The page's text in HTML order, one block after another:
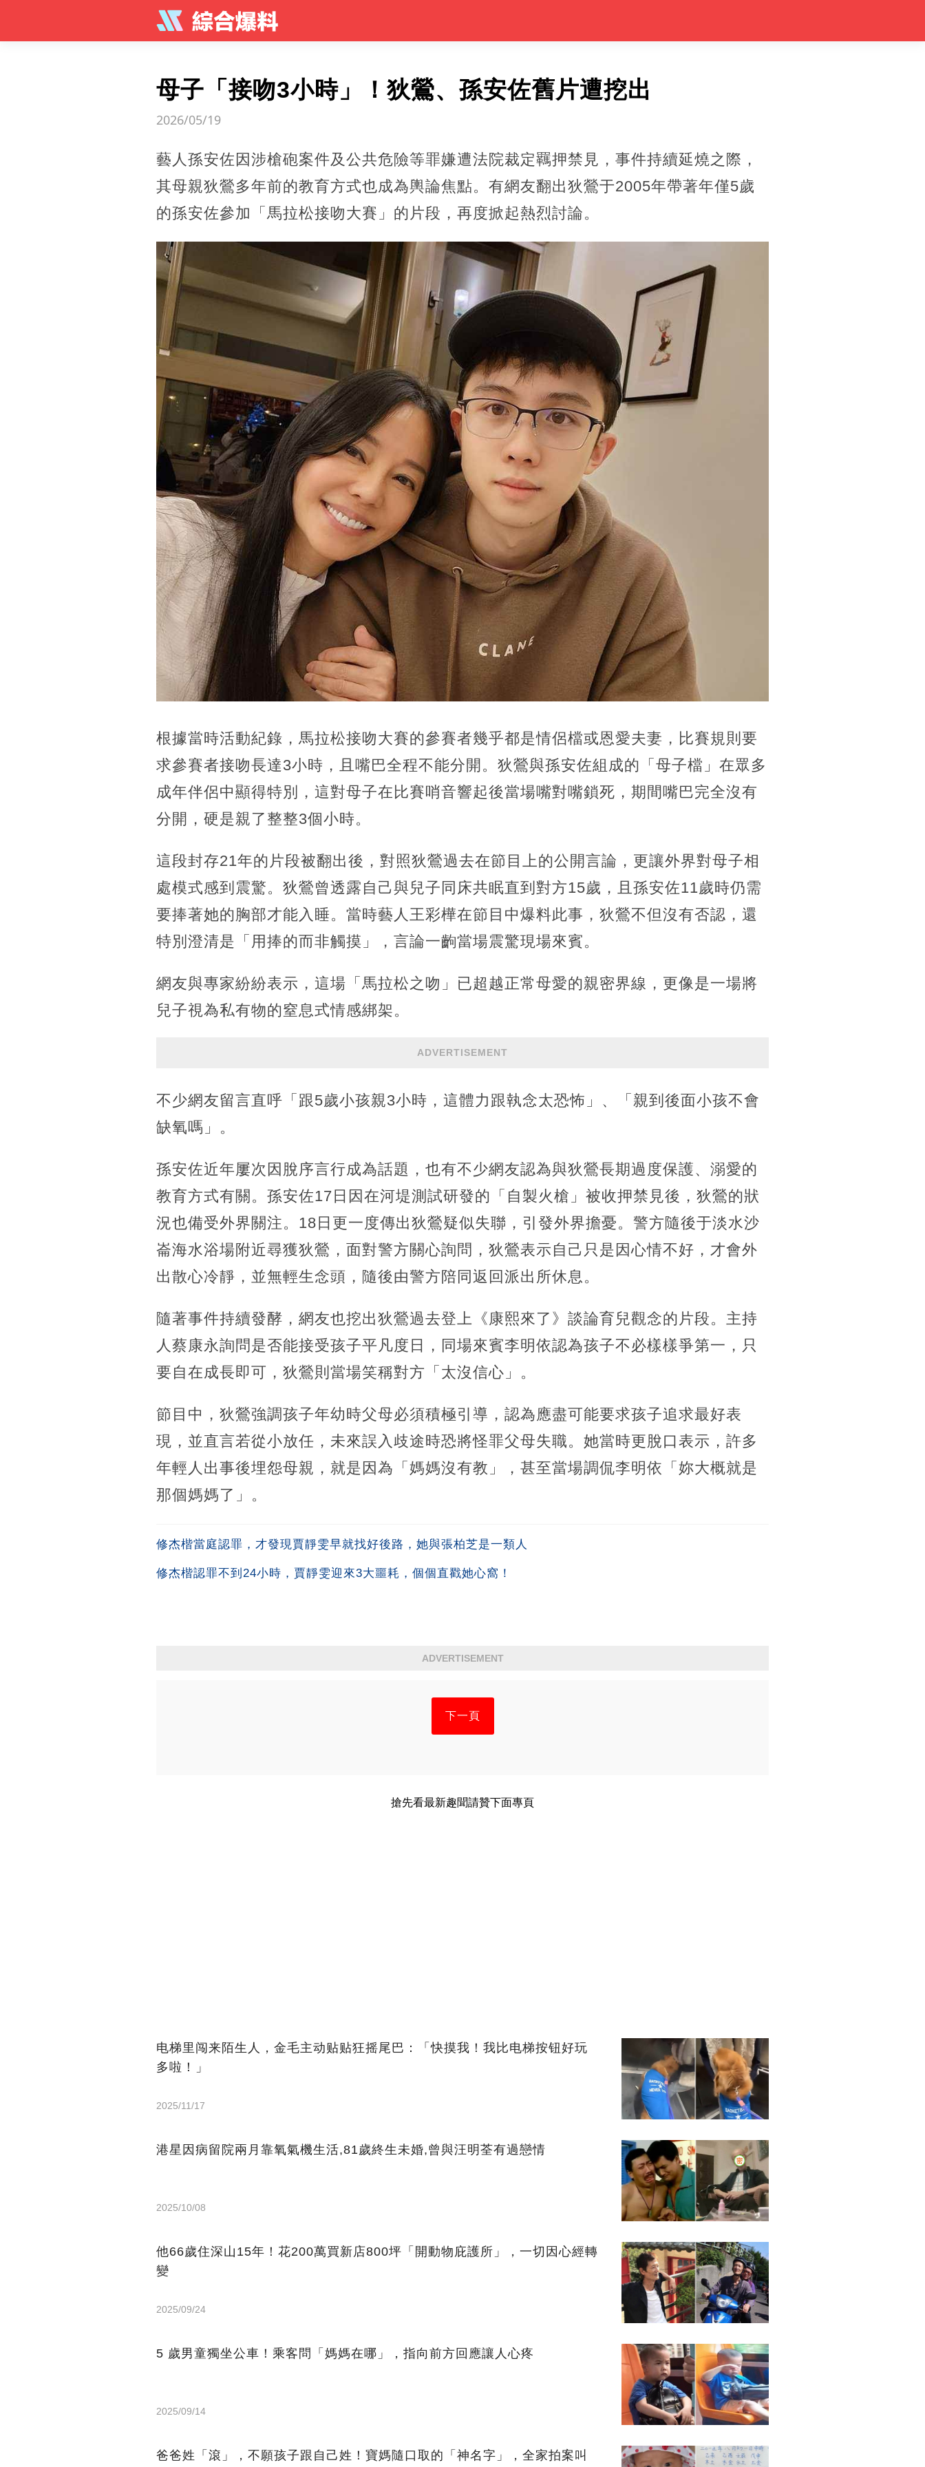
母子「接吻3小時」！狄鶯、孫安佐舊片遭挖出
2026/05/19
藝人孫安佐因涉槍砲案件及公共危險等罪嫌遭法院裁定羈押禁見，事件持續延燒之際，
其母親狄鶯多年前的教育方式也成為輿論焦點。有網友翻出狄鶯于2005年帶著年僅5歲
的孫安佐參加「馬拉松接吻大賽」的片段，再度掀起熱烈討論。
根據當時活動紀錄，馬拉松接吻大賽的參賽者幾乎都是情侶檔或恩愛夫妻，比賽規則要
求參賽者接吻長達3小時，且嘴巴全程不能分開。狄鶯與孫安佐組成的「母子檔」在眾多
成年伴侶中顯得特別，這對母子在比賽哨音響起後當場嘴對嘴鎖死，期間嘴巴完全沒有
分開，硬是親了整整3個小時。
這段封存21年的片段被翻出後，對照狄鶯過去在節目上的公開言論，更讓外界對母子相
處模式感到震驚。狄鶯曾透露自己與兒子同床共眠直到對方15歲，且孫安佐11歲時仍需
要捧著她的胸部才能入睡。當時藝人王彩樺在節目中爆料此事，狄鶯不但沒有否認，還
特別澄清是「用捧的而非觸摸」，言論一齣當場震驚現場來賓。
網友與專家紛紛表示，這場「馬拉松之吻」已超越正常母愛的親密界線，更像是一場將
兒子視為私有物的窒息式情感綁架。
ADVERTISEMENT
不少網友留言直呼「跟5歲小孩親3小時，這體力跟執念太恐怖」、「親到後面小孩不會
缺氧嗎」。
孫安佐近年屢次因脫序言行成為話題，也有不少網友認為與狄鶯長期過度保護、溺愛的
教育方式有關。孫安佐17日因在河堤測試研發的「自製火槍」被收押禁見後，狄鶯的狀
況也備受外界關注。18日更一度傳出狄鶯疑似失聯，引發外界擔憂。警方隨後于淡水沙
崙海水浴場附近尋獲狄鶯，面對警方關心詢問，狄鶯表示自己只是因心情不好，才會外
出散心冷靜，並無輕生念頭，隨後由警方陪同返回派出所休息。
隨著事件持續發酵，網友也挖出狄鶯過去登上《康熙來了》談論育兒觀念的片段。主持
人蔡康永詢問是否能接受孩子平凡度日，同場來賓李明依認為孩子不必樣樣爭第一，只
要自在成長即可，狄鶯則當場笑稱對方「太沒信心」。
節目中，狄鶯強調孩子年幼時父母必須積極引導，認為應盡可能要求孩子追求最好表
現，並直言若從小放任，未來誤入歧途時恐將怪罪父母失職。她當時更脫口表示，許多
年輕人出事後埋怨母親，就是因為「媽媽沒有教」，甚至當場調侃李明依「妳大概就是
那個媽媽了」。
修杰楷當庭認罪，才發現賈靜雯早就找好後路，她與張柏芝是一類人
修杰楷認罪不到24小時，賈靜雯迎來3大噩耗，個個直戳她心窩！
ADVERTISEMENT
下一頁
搶先看最新趣聞請贊下面專頁
电梯里闯来陌生人，金毛主动贴贴狂摇尾巴：「快摸我！我比电梯按钮好玩
多啦！」
2025/11/17
港星因病留院兩月靠氧氣機生活,81歲終生未婚,曾與汪明荃有過戀情
2025/10/08
他66歲住深山15年！花200萬買新店800坪「開動物庇護所」，一切因心經轉
變
2025/09/24
5 歲男童獨坐公車！乘客問「媽媽在哪」，指向前方回應讓人心疼
2025/09/14
爸爸姓「滾」，不願孩子跟自己姓！寶媽隨口取的「神名字」，全家拍案叫